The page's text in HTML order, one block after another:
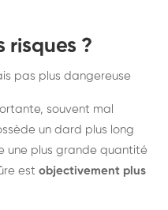
risques ?
pas plus dangereuse
souvent mal
un dard plus long
une plus grande quantité
est objectivement plus